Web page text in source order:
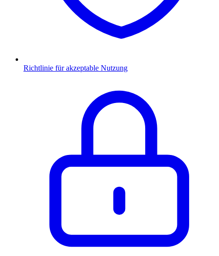
Richtlinie für akzeptable Nutzung